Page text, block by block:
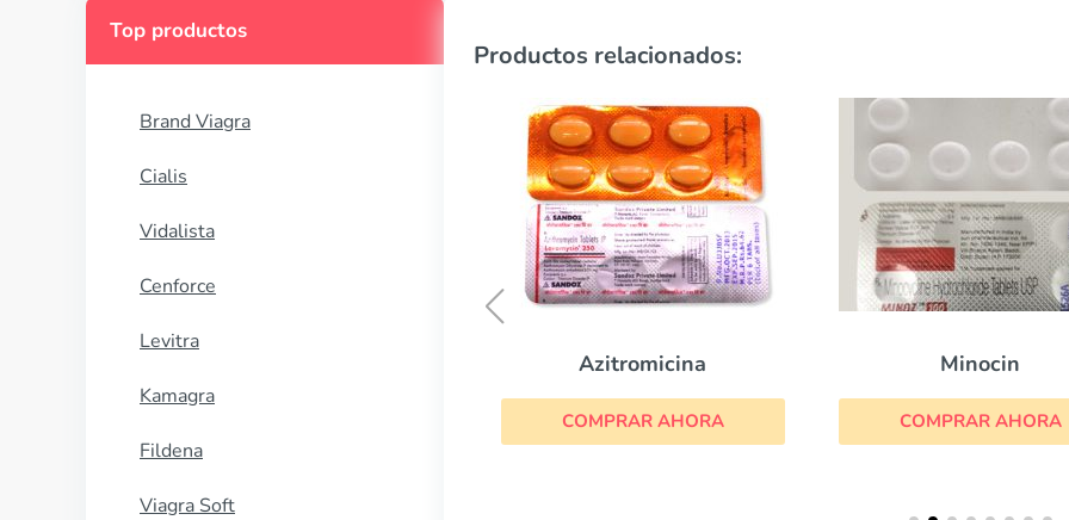
Top productos
Brand Viagra
Cialis
Vidalista
Cenforce
Levitra
Kamagra
Fildena
Viagra Soft
Productos relacionados:
Minocin
COMPRAR AHORA
Chloromycetin
COMPRAR AHORA